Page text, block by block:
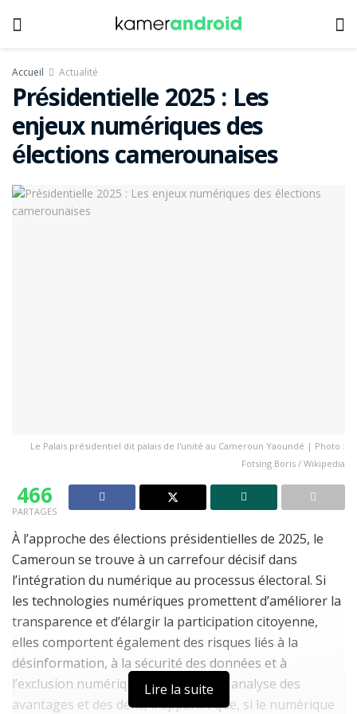
Accueil Actualité
Présidentielle 2025 : Les
enjeux numériques des
élections camerounaises
Le Palais présidentiel dit palais de l'unité au Cameroun Yaoundé | Photo :
Fotsing Boris / Wikipedia
466
PARTAGES
À l’approche des élections présidentielles de 2025, le
Cameroun se trouve à un carrefour décisif dans
l’intégration du numérique au processus électoral. Si
les technologies numériques promettent d’améliorer la
transparence et d’élargir la participation citoyenne,
elles comportent également des risques liés à la
désinformation, à la sécurité des données et à
l’exclusion numérique. À travers une analyse des
avantages et des défis, il apparaît que, si le numérique
Lire la suite